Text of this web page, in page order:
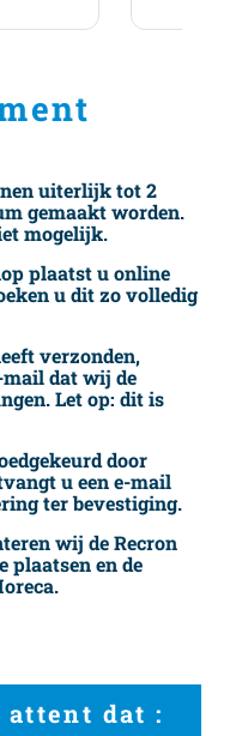
uiterlijk tot 2
gemaakt worden.
mogelijk.
plaatst u online
u dit zo volledig
verzonden,
dat wij de
Let op: dit is
door
u een e-mail
ter bevestiging.
wij de Recron
plaatsen en de
attent dat :